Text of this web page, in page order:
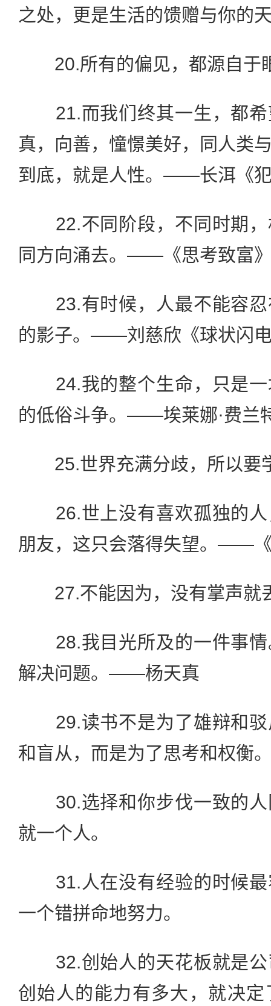
之处，更是生活的馈赠与你的
20.所有的偏见，都源自于
21.而我们终其一生，都希
真，向善，憧憬美好，同人类
到底，就是人性。——长洱《
22.不同阶段，不同时期，
同方向涌去。——《思考致富
23.有时候，人最不能容忍
的影子。——刘慈欣《球状闪
24.我的整个生命，只是一
的低俗斗争。——埃莱娜·费兰
25.世界充满分歧，所以要
26.世上没有喜欢孤独的人
朋友，这只会落得失望。——
27.不能因为，没有掌声就
28.我目光所及的一件事情
解决问题。——杨天真
29.读书不是为了雄辩和驳
和盲从，而是为了思考和权衡
30.选择和你步伐一致的人
就一个人。
31.人在没有经验的时候最
一个错拼命地努力。
32.创始人的天花板就是公
创始人的能力有多大，就决